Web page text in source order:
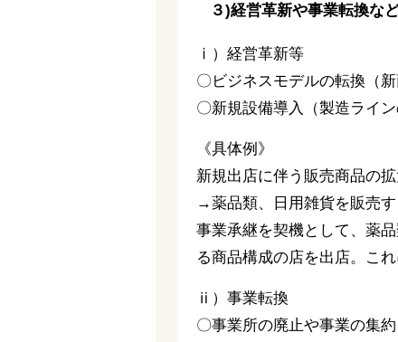
３)経営革新や事業転換な
ⅰ）経営革新等
〇ビジネスモデルの転換（
〇新規設備導入（製造ライ
《具体例》
新規出店に伴う販売商品の
→薬品類、日用雑貨を販売
事業承継を契機として、薬
る商品構成の店を出店。こ
ⅱ）事業転換
〇事業所の廃止や事業の集